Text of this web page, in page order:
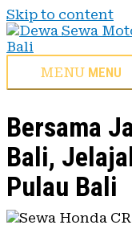
Skip to content
MENU MENU
Bersama
Bali,
Pulau Bali